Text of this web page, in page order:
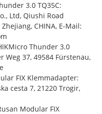
3.0 TQ35C:
Ltd, Qiushi Road
CHINA, E-Mail:
Thunder 3.0
Weg 37, 49584 Fürstenau,
FIX Klemmadapter:
cesta 7, 21220 Trogir,
Modular FIX